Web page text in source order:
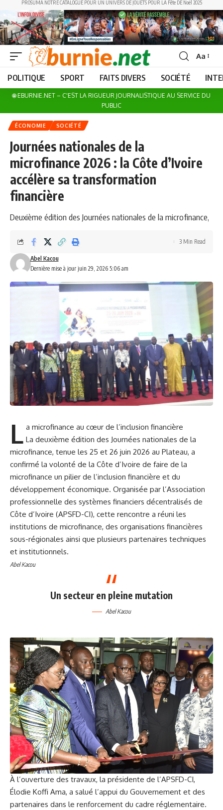
PROSUMA NOTRE CATALOGUE POUR UN UNIVERS DE JOUETS POUR LA Fête DE Noël 2025
Font
Resizer
Aa
POLITIQUE SPORT FAITS DIVERS SOCIÉTÉ
🌐 EBURNIE.NET – C'EST LA RIGUEUR JOURNALISTIQUE AU SERVICE DU
PUBLIC
ÉCONOMIE SOCIÉTÉ
Journées nationales de la
microfinance 2026 : la Côte d’Ivoire
accélère sa transformation
financière
Deuxième édition des Journées nationales de la microfinance,
Dernière mise à jour juin 29, 2026 5:06 am
Abel Kacou
3 Min Read
L a microfinance au cœur de l’inclusion financière
La deuxième édition des Journées nationales de la
microfinance, tenue les 25 et 26 juin 2026 au Plateau, a
confirmé la volonté de la Côte d’Ivoire de faire de la
microfinance un pilier de l’inclusion financière et du
développement économique. Organisée par l’Association
professionnelle des systèmes financiers décentralisés de
Côte d’Ivoire (APSFD-CI), cette rencontre a réuni les
institutions de microfinance, des organisations financières
sous-régionales ainsi que plusieurs partenaires techniques
et institutionnels.
Abel Kacou
Un secteur en pleine mutation
Abel Kacou
À l’ouverture des travaux, la présidente de l’APSFD-CI,
Élodie Koffi Ama, a salué l’appui du Gouvernement et des
partenaires dans le renforcement du cadre réglementaire.